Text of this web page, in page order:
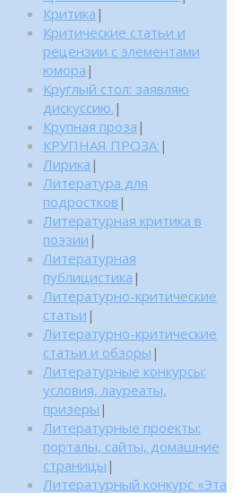
Критика |
Критические статьи и
рецензии с элементами
юмора |
Круглый стол: заявляю
дискуссию. |
Крупная проза |
КРУПНАЯ ПРОЗА: |
Лирика |
Литература для
подростков |
Литературная критика в
поэзии |
Литературная
публицистика |
Литературно-критические
статьи |
Литературно-критические
статьи и обзоры |
Литературные конкурсы:
условия, лауреаты,
призеры |
Литературные проекты:
порталы, сайты, домашние
страницы |
Литературный конкурс «Эта